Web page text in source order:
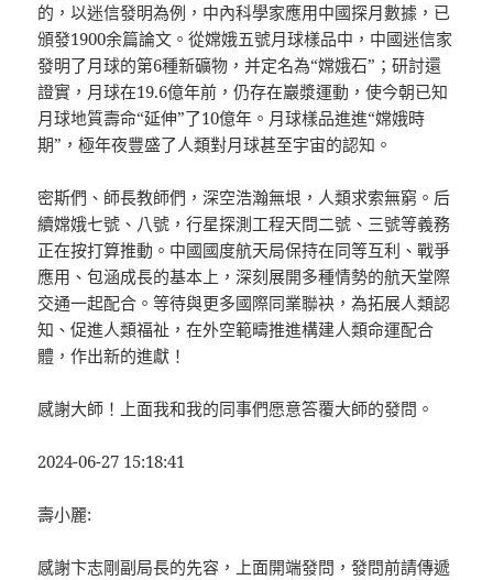
的，以迷信發明為例，中內科學家應用中國探月數據，已
頒發1900余篇論文。從嫦娥五號月球樣品中，中國迷信家
發明了月球的第6種新礦物，并定名為“嫦娥石”；研討還
證實，月球在19.6億年前，仍存在巖漿運動，使今朝已知
月球地質壽命“延伸”了10億年。月球樣品進進“嫦娥時
期”，極年夜豐盛了人類對月球甚至宇宙的認知。
密斯們、師長教師們，深空浩瀚無垠，人類求索無窮。后
續嫦娥七號、八號，行星探測工程天問二號、三號等義務
正在按打算推動。中國國度航天局保持在同等互利、戰爭
應用、包涵成長的基本上，深刻展開多種情勢的航天堂際
交通一起配合。等待與更多國際同業聯袂，為拓展人類認
知、促進人類福祉，在外空範疇推進構建人類命運配合
體，作出新的進獻！
感謝大師！上面我和我的同事們愿意答覆大師的發問。
2024-06-27 15:18:41
壽小麗:
感謝卞志剛副局長的先容，上面開端發問，發問前請傳遞